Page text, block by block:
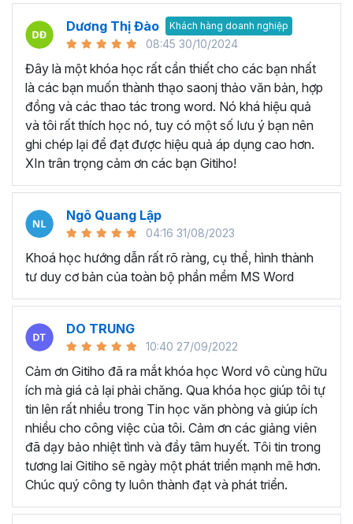
Word là công cụ chính để soạn thảo văn bản chuyên
nghiệp trong nhiều ngành nghề khác nhau như luật, kế
toán, giáo dục, hành chính và nhiều lĩnh vực khác. Với
Microsoft Word, người dùng có thể tạo ra các tài liệu
chuyên nghiệp như bài luận, báo cáo, bài giảng, tài liệu
giáo dục, bài kiểm tra và hợp đồng.
Tạo biểu đồ và làm báo cáo:
Microsoft Word cung cấp
các tính năng cho phép bạn tạo biển đồ và làm báo cáo,
giúp dữ liệu được hiển thị rõ ràng và trực quan nhất, từ đó
giúp đưa ra quyết định chính xác và thông minh.
Tạo mục lục và tài liệu hướng dẫn:
lục tự động và các tài liệu hướng dẫn như sách, báo cáo
dự án, hướng dẫn sử dụng.
Tạo và quản lý hợp đồng và văn bản pháp lý:
những người làm kế toán và hành chính nhân sự thường
các tài liệu liên quan trên Microsoft Word.
KHÓA HỌC TUYỆT ĐỈNH
WORD DÀNH CHO AI?
Bất kể ai đang có mong muốn học về Microsoft Word,
khóa học này đều phù hợp dù bạn làm việc ở lĩnh vực hay
ngành nghề nào:
Sinh viên, học sinh muốn dùng Word để làm đồ án,
luận văn.
Dương Thị Đào Khách hàng doanh nghiệp
08:45 30/10/2024
Đây là một khóa học rất cần thiết cho các bạn nhất
là các bạn muốn thành thạo saonj thảo văn bản, hợp
đồng và các thao tác trong word. Nó khá hiệu quả
và tôi rất thích học nó, tuy có một số lưu ý bạn nên
ghi chép lại để đạt được hiệu quả áp dụng cao hơn.
XIn trân trọng cảm ơn các bạn Gitiho!
Ngô Quang Lập
04:16 31/08/2023
Khoá học hướng dẫn rất rõ ràng, cụ thể, hình thành
tư duy cơ bản của toàn bộ phần mềm MS Word
DO TRUNG
10:40 27/09/2022
Cảm ơn Gitiho đã ra mắt khóa học Word vô cùng hữu
ích mà giá cả lại phải chăng. Qua khóa học giúp tôi tự
tin lên rất nhiều trong Tin học văn phòng và giúp ích
nhiều cho công việc của tôi. Cảm ơn các giảng viên
đã dạy bảo nhiệt tình và đầy tâm huyết. Tôi tin trong
tương lai Gitiho sẽ ngày một phát triển mạnh mẽ hơn.
Chúc quý công ty luôn thành đạt và phát triển.